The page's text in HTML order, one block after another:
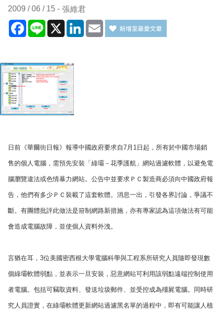
2009 / 06 / 15 張維君
Facebook
Line X LinkedIn
Email
日前《華爾街日報》報導中國政府要求自7月 1日 起，所有於中國市場銷
售的個人電腦，需預先安裝「綠壩－花季護航」網站過濾軟體，以避免電
腦瀏覽違法或色情暴力網站。 公告中並要求ＰＣ製造商必須向中國政府報
告，他們有多少ＰＣ裝載了這套軟體。消息一出，引發各界討論，爭議不
斷。 有團體批評此做法是箝制網路新措施，亦有專家認為這項做法有可能
會造成電腦故障，並使個人資料外洩。
言猶在耳， 3位美國密西根大學電腦科學與工程系所研究人員隨即發現數
個綠壩軟體弱點，並表示一旦安裝，惡意網站可利用該弱點遠端控制使用
者電腦。包括可竊取資料、發送垃圾郵件、並受控成為殭屍電腦。同時研
究人員證實，在綠壩軟體更新網站過濾黑名單的過程中，即有可能讓人植